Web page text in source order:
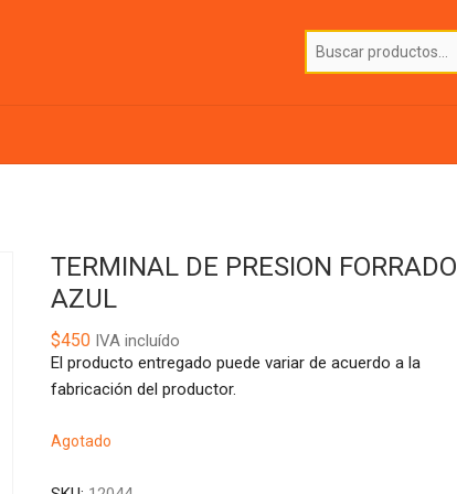
TERMINAL DE PRESION FORRADO
AZUL
$450 IVA incluído
El producto entregado puede variar de acuerdo a la
fabricación del productor.
Agotado